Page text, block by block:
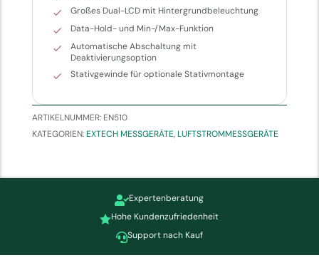
Großes Dual-LCD mit Hintergrundbeleuchtung
Data-Hold- und Min-/Max-Funktion
Automatische Abschaltung mit
Deaktivierungsoption
Stativgewinde für optionale Stativmontage
ARTIKELNUMMER: EN510
KATEGORIEN:EXTECH MESSGERÄTE,LUFTSTROMMESSGERÄTE
Expertenberatung
Hohe Kundenzufriedenheit
Support nach Kauf